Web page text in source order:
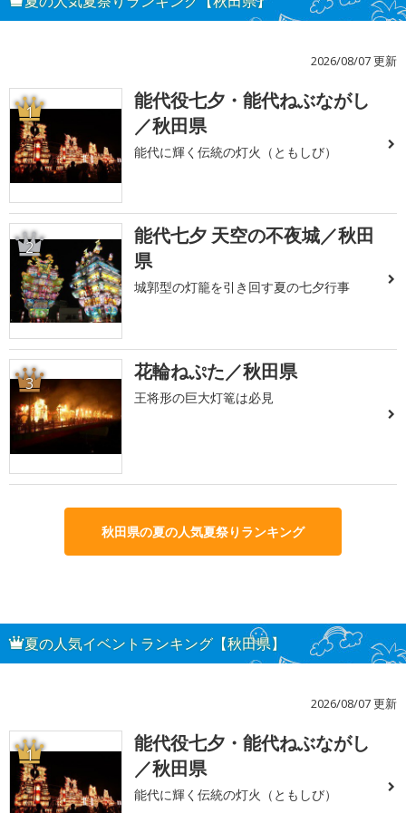
2026/08/07 更新
1
能代役七夕・能代ねぶながし
／秋田県
能代に輝く伝統の灯火（ともしび）
2
能代七夕 天空の不夜城／秋田
県
城郭型の灯籠を引き回す夏の七夕行事
3 花輪ねぷた／秋田県
王将形の巨大灯篭は必見
秋田県の夏の人気夏祭りランキング
夏の人気イベントランキング【秋田県】
2026/08/07 更新
1
能代役七夕・能代ねぶながし
／秋田県
能代に輝く伝統の灯火（ともしび）